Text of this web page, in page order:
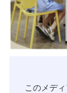
このメデ